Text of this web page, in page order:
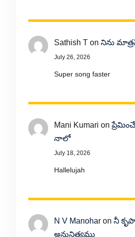
Sathish Ton నిను
July 26, 2026
Super song faster
Mani Kumari on
నాలో
July 18, 2026
Hallelujah
N V Manoharon నీ
అనునిత్యము